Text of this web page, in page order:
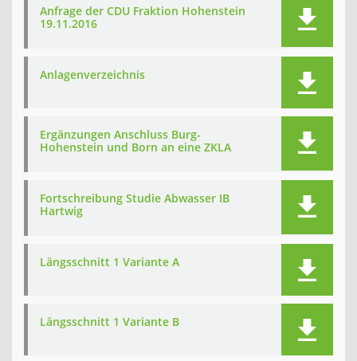
Anfrage der CDU Fraktion Hohenstein
19.11.2016
Anlagenverzeichnis
Ergänzungen Anschluss Burg-
Hohenstein und Born an eine ZKLA
Fortschreibung Studie Abwasser IB
Hartwig
Längsschnitt 1 Variante A
Längsschnitt 1 Variante B